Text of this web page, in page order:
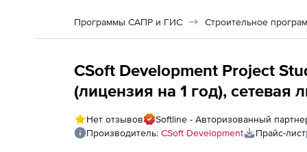
Программы САПР и ГИС Строительное
CSoft Development Project
(лицензия на 1 год), сетевая
Нет отзывов
Softline - Авторизованный
Производитель: CSoft Development Прайс-лист